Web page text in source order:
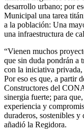
desarrollo urbano; por
Municipal una tarea
a la población: Una
una infraestructura de
“Vienen muchos
que sin duda pondrán a
con la iniciativa
Por eso es que, a partir
Constructores del
sinergia fuerte; para
experiencia y
duraderos, sostenibles y
añadió la Regidora.